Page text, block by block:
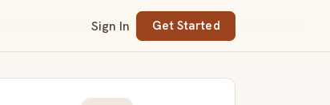
Sign In Get Started